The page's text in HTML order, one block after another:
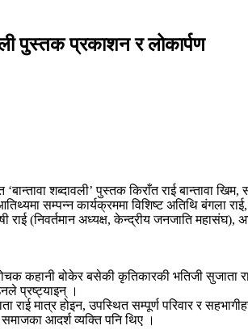
पुस्तक प्रकाशन र लोकार्पण
शब्दावली’ पुस्तक किराँत राई बान्तावा
सम्पन्न कार्यक्रममा विशिष्ट अतिथि बंगला
(निवर्तमान अध्यक्ष, केन्द्रीय जनजाति महासंघ),
कहानी बोकेर बसेकी कृतिकारकी भतिजी सुजाता
प्रष्ट्याइन् ।
राई मात्र होइन, उपस्थित सम्पूर्ण परिवार र
आदर्श व्यक्ति पनि थिए ।